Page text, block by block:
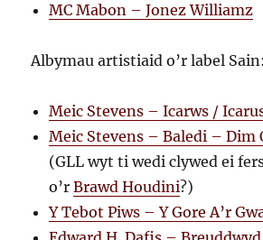
MC Mabon – Jonez Williamz
Albymau artistiaid o’r label Sain:
Meic Stevens – Icarws /
Meic Stevens – Baledi – Dim
(GLL wyt ti wedi clywed ei
o’rBrawd Houdini?)
Y Tebot Piws – Y Gore A’r